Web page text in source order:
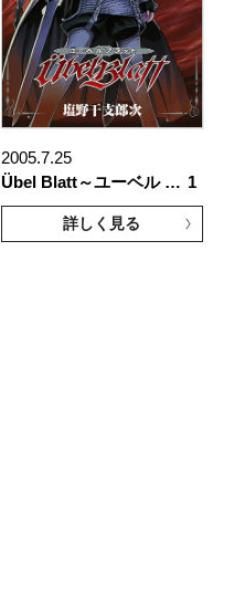
2005.7.25
Übel Blatt～ユーベル … 1
詳しく見る